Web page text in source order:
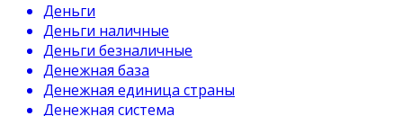
Деньги
Деньги наличные
Деньги безналичные
Денежная база
Денежная единица страны
Денежная система